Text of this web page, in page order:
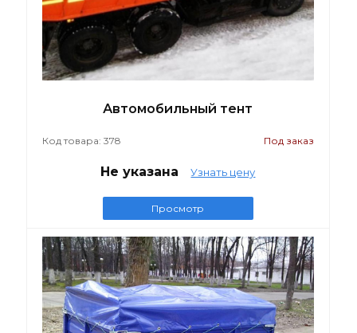
Автомобильный тент
Код товара: 378 Под заказ
Не указана Узнать цену
Просмотр